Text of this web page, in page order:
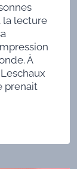
la lecture
À
prenait